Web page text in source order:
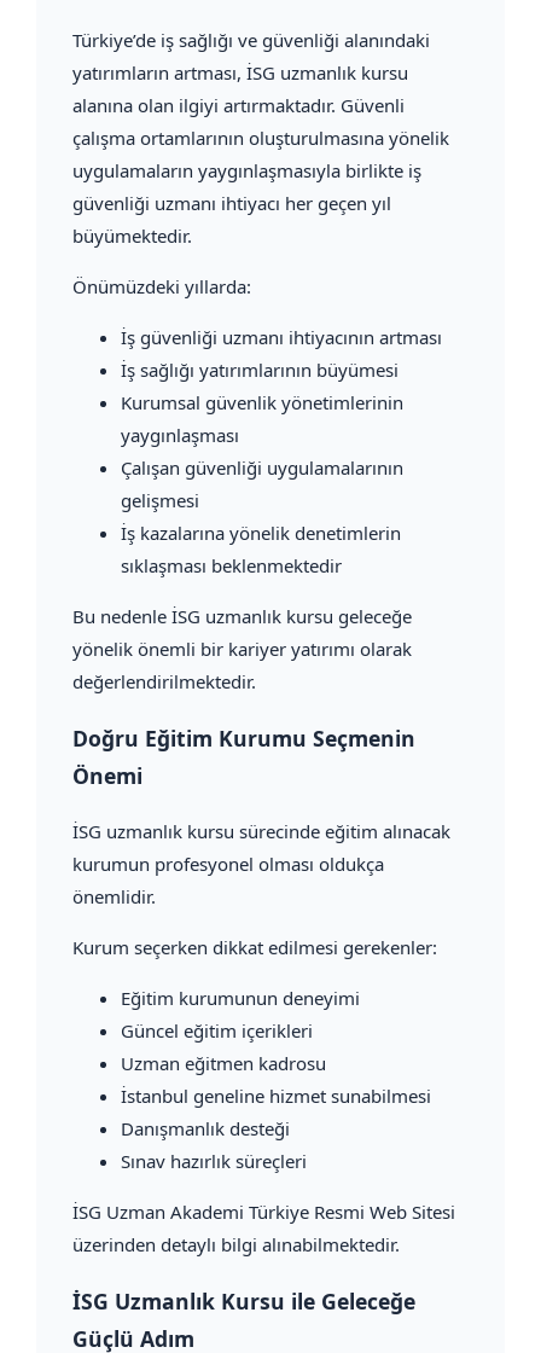
Türkiye’de iş sağlığı ve güvenliği alanındaki
yatırımların artması, İSG uzmanlık kursu
alanına olan ilgiyi artırmaktadır. Güvenli
çalışma ortamlarının oluşturulmasına yönelik
uygulamaların yaygınlaşmasıyla birlikte iş
güvenliği uzmanı ihtiyacı her geçen yıl
büyümektedir.
Önümüzdeki yıllarda:
İş güvenliği uzmanı ihtiyacının artması
İş sağlığı yatırımlarının büyümesi
Kurumsal güvenlik yönetimlerinin
yaygınlaşması
Çalışan güvenliği uygulamalarının
gelişmesi
İş kazalarına yönelik denetimlerin
sıklaşması beklenmektedir
Bu nedenle İSG uzmanlık kursu geleceğe
yönelik önemli bir kariyer yatırımı olarak
değerlendirilmektedir.
Doğru Eğitim Kurumu Seçmenin
Önemi
İSG uzmanlık kursu sürecinde eğitim alınacak
kurumun profesyonel olması oldukça
önemlidir.
Kurum seçerken dikkat edilmesi gerekenler:
Eğitim kurumunun deneyimi
Güncel eğitim içerikleri
Uzman eğitmen kadrosu
İstanbul geneline hizmet sunabilmesi
Danışmanlık desteği
Sınav hazırlık süreçleri
İSG Uzman Akademi Türkiye Resmi Web Sitesi
üzerinden detaylı bilgi alınabilmektedir.
İSG Uzmanlık Kursu ile Geleceğe
Güçlü Adım